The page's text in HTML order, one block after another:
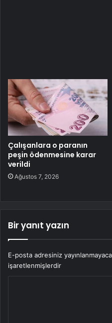
Çalışanlara o paranın
peşin ödenmesine karar
verildi
Ağustos 7, 2026
Bir yanıt yazın
E-posta adresiniz
işaretlenmişlerdir